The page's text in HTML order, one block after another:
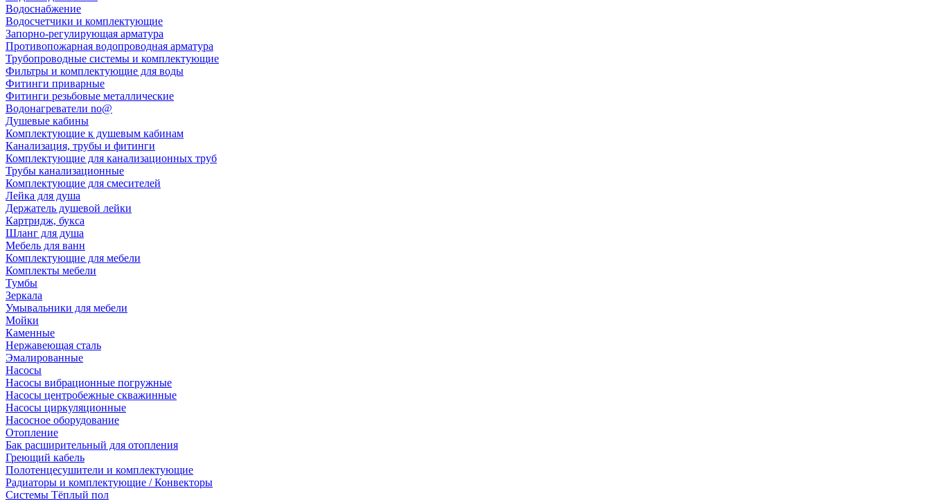
Водоснабжение
Водосчетчики и комплектующие
Запорно-регулирующая арматура
Противопожарная водопроводная арматура
Трубопроводные системы и комплектующие
Фильтры и комплектующие для воды
Фитинги приварные
Фитинги резьбовые металлические
Водонагреватели no@
Душевые кабины
Комплектующие к душевым кабинам
Канализация, трубы и фитинги
Комплектующие для канализационных труб
Трубы канализационные
Комплектующие для смесителей
Лейка для душа
Держатель душевой лейки
Картридж, букса
Шланг для душа
Мебель для ванн
Комплектующие для мебели
Комплекты мебели
Тумбы
Зеркала
Умывальники для мебели
Мойки
Каменные
Нержавеющая сталь
Эмалированные
Насосы
Насосы вибрационные погружные
Насосы центробежные скважинные
Насосы циркуляционные
Насосное оборудование
Отопление
Бак расширительный для отопления
Греющий кабель
Полотенцесушители и комплектующие
Радиаторы и комплектующие / Конвекторы
Системы Тёплый пол